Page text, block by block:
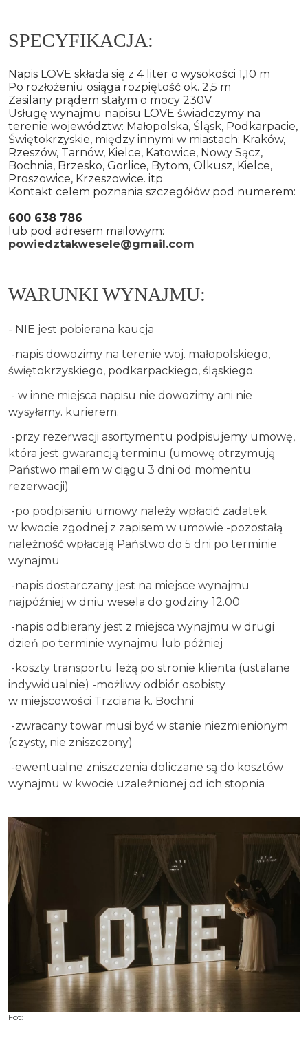
SPECYFIKACJA:
Napis LOVE składa się z 4 liter o wysokości 1,10 m
Po rozłożeniu osiąga rozpiętość ok. 2,5 m
Zasilany prądem stałym o mocy 230V
Usługę wynajmu napisu LOVE świadczymy na
terenie województw: Małopolska, Śląsk, Podkarpacie,
Świętokrzyskie, między innymi w miastach: Kraków,
Rzeszów, Tarnów, Kielce, Katowice, Nowy Sącz,
Bochnia, Brzesko, Gorlice, Bytom, Olkusz, Kielce,
Proszowice, Krzeszowice. itp
Kontakt celem poznania szczegółów pod numerem:
600 638 786
lub pod adresem mailowym:
powiedztakwesele@gmail.com
WARUNKI WYNAJMU:
- NIE jest pobierana kaucja
-napis dowozimy na terenie woj. małopolskiego,
świętokrzyskiego, podkarpackiego, śląskiego.
- w inne miejsca napisu nie dowozimy ani nie
wysyłamy. kurierem.
-przy rezerwacji asortymentu podpisujemy umowę,
która jest gwarancją terminu (umowę otrzymują
Państwo mailem w ciągu 3 dni od momentu
rezerwacji)
-po podpisaniu umowy należy wpłacić zadatek
w kwocie zgodnej z zapisem w umowie -pozostałą
należność wpłacają Państwo do 5 dni po terminie
wynajmu
-napis dostarczany jest na miejsce wynajmu
najpóźniej w dniu wesela do godziny 12.00
-napis odbierany jest z miejsca wynajmu w drugi
dzień po terminie wynajmu lub później
-koszty transportu leżą po stronie klienta (ustalane
indywidualnie) -możliwy odbiór osobisty
w miejscowości Trzciana k. Bochni
-zwracany towar musi być w stanie niezmienionym
(czysty, nie zniszczony)
-ewentualne zniszczenia doliczane są do kosztów
wynajmu w kwocie uzależnionej od ich stopnia
Fot: